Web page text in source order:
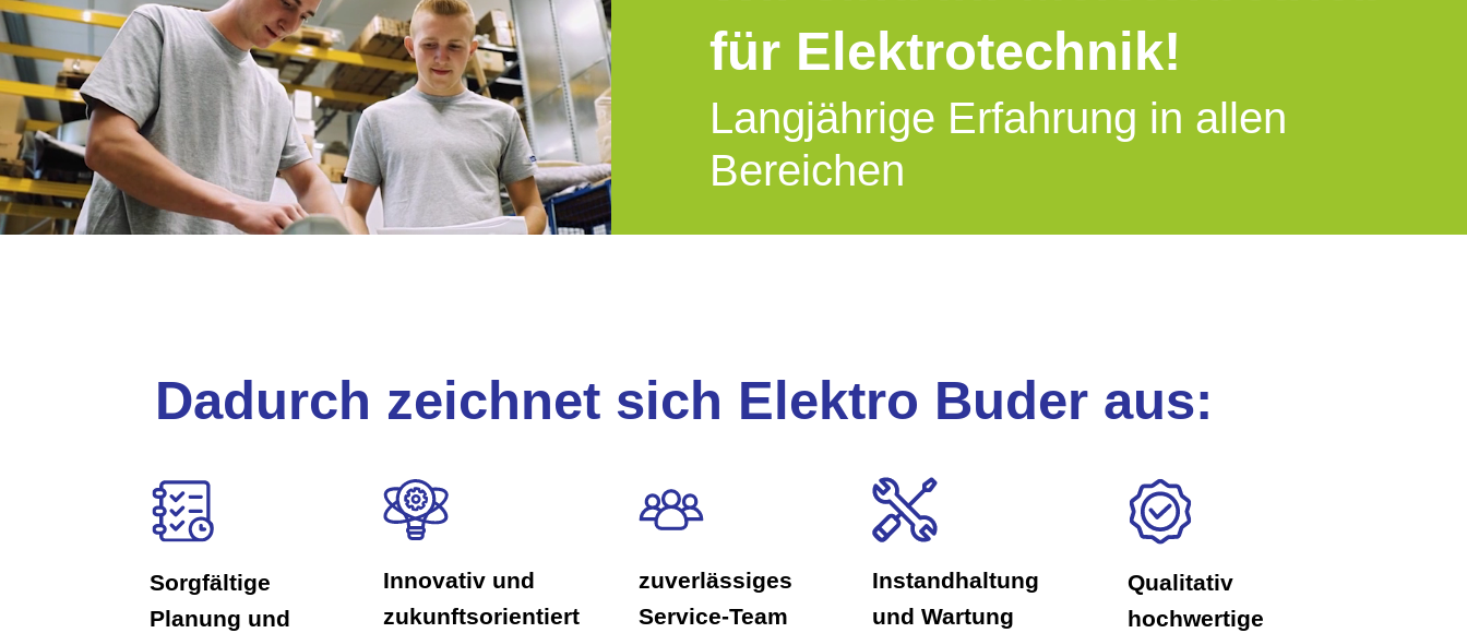
für Elektrotechnik!
Langjährige Erfahrung in allen
Bereichen
Dadurch zeichnet sich Elektro Buder aus:
Sorgfältige
Planung und
Innovativ und
zukunftsorientiert
zuverlässiges
Service-Team
Instandhaltung
und Wartung
Qualitativ
hochwertige